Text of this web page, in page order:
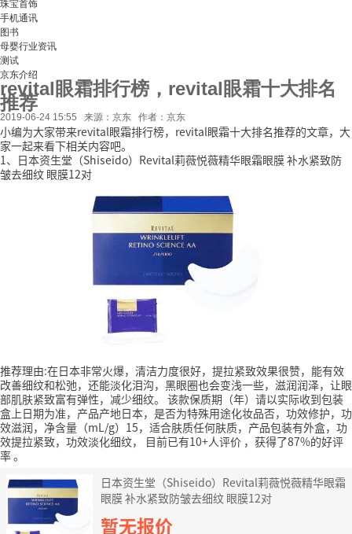
珠宝首饰
手机通讯
图书
母婴行业资讯
测试
京东介绍
revital眼霜排行榜，revital眼霜十大排名
推荐
2019-06-24 15:55 来源：京东 作者：京东
小编为大家带来revital眼霜排行榜，revital眼霜十大排名推荐的文章，大
家一起来看下相关内容吧。
1、日本资生堂（Shiseido）Revital莉薇悦薇精华眼霜眼膜 补水紧致防
皱去细纹 眼膜12对
推荐理由:在日本非常火爆，清洁力度很好，提拉紧致效果很赞，能有效
改善细纹和松弛，还能淡化泪沟，黑眼圈也会变浅一些，滋润润泽，让眼
部肌肤紧致富有弹性，减少细纹。 该款保质期（年）请以实际收到包装
盒上日期为准，产品产地日本，是否为特殊用途化妆品否，功效修护，功
效滋润，净含量（mL/g）15，适合肤质任何肤质，产品包装有外盒，功
效提拉紧致，功效淡化细纹，
目前已有10+人评价 ，获得了87%的好评
率。
日本资生堂（Shiseido）Revital莉薇悦薇精华眼霜
眼膜 补水紧致防皱去细纹 眼膜12对
暂无报价